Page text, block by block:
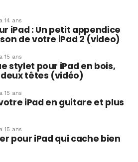
14 ans
iPad : Un petit appendice
de votre iPad 2 (video)
15 ans
stylet pour iPad en bois,
têtes (vidéo)
15 ans
iPad en guitare et plus
15 ans
pour iPad qui cache bien